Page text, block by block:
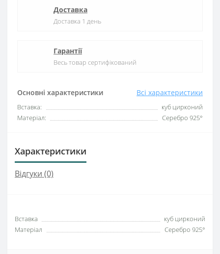
Основні характеристики Всі характеристики
Вставка:
куб цирконий
Матеріал:
Серебро 925°
Доставка
Доставка 1 день
Гарантії
Весь товар сертифікований
Характеристики
Відгуки (0)
Вставка
куб цирконий
Матеріал
Серебро 925°